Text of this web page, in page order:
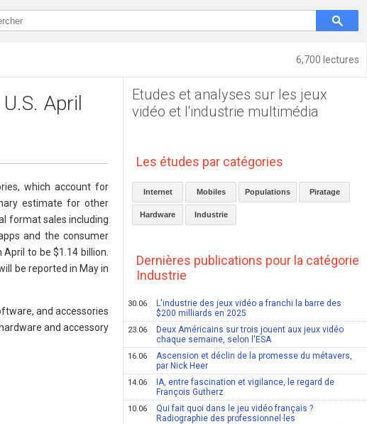
6,700 lectures
April
which account for
estimate for other
format sales including
and the consumer
to be $1.14 billion.
be reported in May in
and accessories
and accessory
Etudes et analyses sur les jeux
vidéo et l'industrie multimédia
Les études par catégories
Internet Mobiles Populations Piratage
Hardware Industrie
Dernières publications pour la catégorie
Industrie
30.06
L'industrie des jeux vidéo a franchi la barre des
$200 milliards en 2025
23.06
Deux Américains sur trois jouent aux jeux vidéo
chaque semaine, selon l'ESA
16.06
Ascension et déclin de la promesse du métavers,
par Nick Heer
14.06
IA, entre fascination et vigilance, le regard de
François Gutherz
10.06
Qui fait quoi dans le jeu vidéo français ?
Radiographie des professionnel·les